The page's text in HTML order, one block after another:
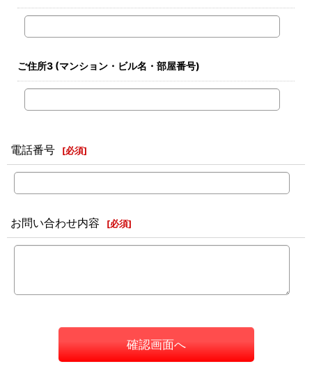
ご住所3 (マンション・ビル名・部屋番号)
電話番号 [必須]
お問い合わせ内容 [必須]
確認画面へ